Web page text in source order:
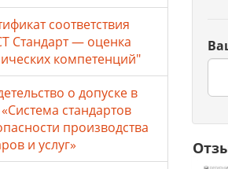
соответствия
Стандарт — оценка
компетенций"
о допуске в
стандартов
производства
и услуг»